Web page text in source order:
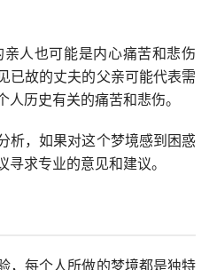
人也可能是内心痛苦和悲伤
已故的丈夫的父亲可能代表需
历史有关的痛苦和悲伤。
析，如果对这个梦境感到困惑
求专业的意见和建议。
，每个人所做的梦境都是独特